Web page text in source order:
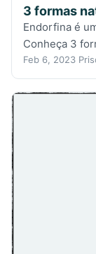
3 formas
Endorfina é
Conheça 3
Feb 6, 2023